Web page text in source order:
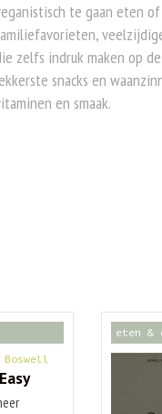
te gaan eten
zelfs indruk maken op
snacks en
en smaak.
Boswell
eten &